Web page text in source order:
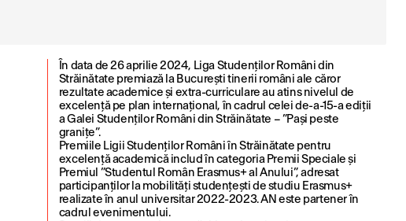
În data de 26 aprilie 2024, Liga Studenților Români din
Străinătate premiază la București tinerii români ale căror
rezultate academice și extra-curriculare au atins nivelul de
excelență pe plan internațional, în cadrul celei de-a-15-a ediții
a Galei Studenților Români din Străinătate – ”Pași peste
granițe”.
Premiile Ligii Studenților Români în Străinătate pentru
excelență academică includ în categoria Premii Speciale și
Premiul ”Studentul Român Erasmus+ al Anului”, adresat
participanților la mobilități studențești de studiu Erasmus+
realizate în anul universitar 2022-2023. AN este partener în
cadrul evenimentului.